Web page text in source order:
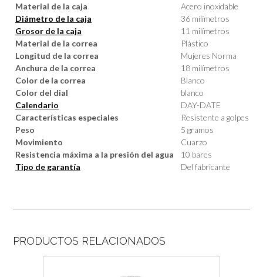
Material de la caja
Acero inoxidable
Diámetro de la caja
36 milímetros
Grosor de la caja
11 milímetros
Material de la correa
Plástico
Longitud de la correa
Mujeres Norma
Anchura de la correa
18 milímetros
Color de la correa
Blanco
Color del dial
blanco
Calendario
DAY-DATE
Características especiales
Resistente a golpes
Peso
5 gramos
Movimiento
Cuarzo
Resistencia máxima a la presión del agua
10 bares
Tipo de garantía
Del fabricante
PRODUCTOS RELACIONADOS